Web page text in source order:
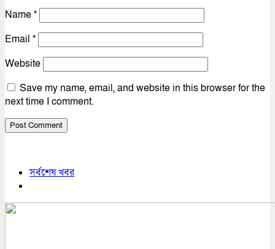
Name*
Email *
Website
Save my name, email, and website in this browser for the
next time I comment.
সর্বশেষ খবর